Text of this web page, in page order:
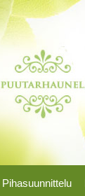
Pihasuunnittelu